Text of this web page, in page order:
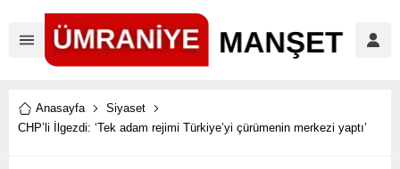
Anasayfa
Siyaset
CHP’li İlgezdi: ‘Tek adam rejimi Türkiye’yi çürümenin merkezi yaptı’